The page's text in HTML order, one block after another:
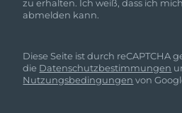
zu erhalten. Ich weiß, dass ich
abmelden kann.
Diese Seite ist durch reCAPTCHA
die Datenschutzbestimmungen
Nutzungsbedingungen von